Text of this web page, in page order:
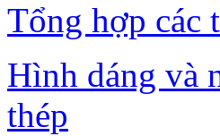
Tổng hợp các
Hình dáng và
thép